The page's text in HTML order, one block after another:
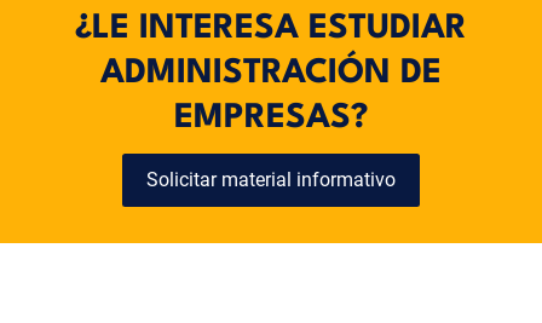
requieren directrices claras y poca flexibilidad.
Desventajas:
Baja motivación intrínseca:los empleados se
externos, lo que puede afectar a su motivación
a largo plazo.
¿LE INTERESA ESTUDIAR
ADMINISTRACIÓN DE
EMPRESAS?
Solicitar material informativo